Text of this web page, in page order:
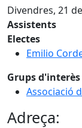
Divendres, 21
Assistents
Electes
Emilio
Grups d'interès
Associació
Adreça: